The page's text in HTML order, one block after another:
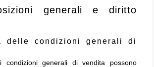
generali e diritto
delle condizioni generali di
condizioni generali di vendita possono